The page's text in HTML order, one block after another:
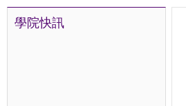
學院快訊